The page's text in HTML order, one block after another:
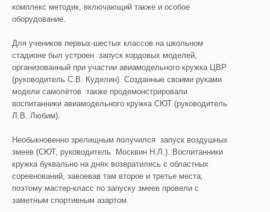
комплекс методик, включающий также и особое
оборудование.
Для учеников первых-шестых классов на школьном
стадионе был устроен запуск кордовых моделей,
организованный при участии авиамодельного кружка ЦВР
(руководитель С.В. Куделин). Созданные своими руками
модели самолётов также продемонстрировали
воспитанники авиамодельного кружка СЮТ (руководитель
Л.В. Любим).
Необыкновенно зрелищным получился запуск воздушных
змеев (СЮТ, руководитель Москвин Н.Л.). Воспитанники
кружка буквально на днях возвратились с областных
соревнований, завоевав там второе и третье места,
поэтому мастер-класс по запуску змеев провели с
заметным спортивным азартом.